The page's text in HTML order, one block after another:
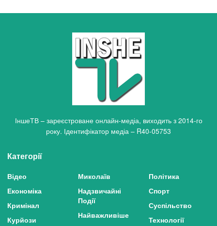
ІншеТВ – зареєстроване онлайн-медіа, виходить з 2014-го
року. Ідентифікатор медіа – R40-05753
Категорії
Відео
Економіка
Кримінал
Курйози
Миколаїв
Надзвичайні
Події
Найважливіше
Політика
Спорт
Суспільство
Технології